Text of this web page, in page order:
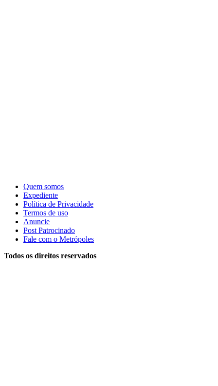
Quem somos
Expediente
Política de Privacidade
Termos de uso
Anuncie
Post Patrocinado
Fale com o Metrópoles
Todos os direitos reservados